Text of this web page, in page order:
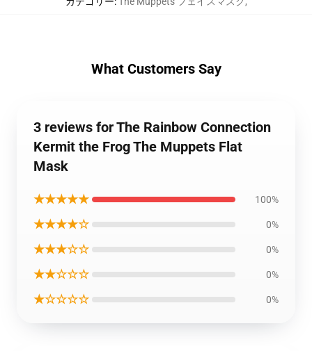
What Customers Say
3 reviews for The Rainbow Connection
Kermit the Frog The Muppets Flat
Mask
★★★★★ 100%
★★★★☆ 0%
★★★☆☆ 0%
★★☆☆☆ 0%
★☆☆☆☆ 0%